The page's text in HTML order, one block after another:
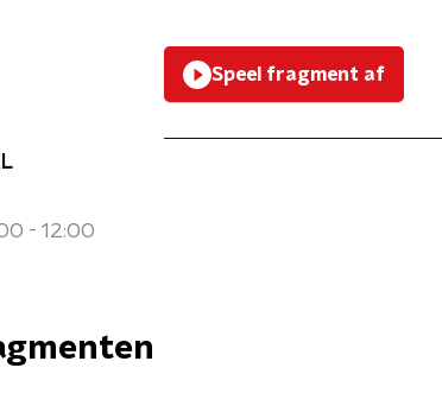
- 12:00
Speel fragment af